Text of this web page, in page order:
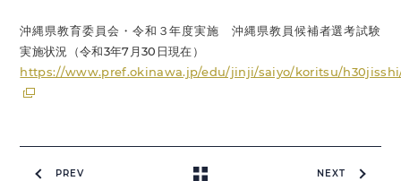
沖縄県教育委員会・令和３年度実施 沖縄県教員候補者選考試験
実施状況（令和3年7月30日現在）
https://www.pref.okinawa.jp/edu/jinji/saiyo/koritsu/
PREV NEXT